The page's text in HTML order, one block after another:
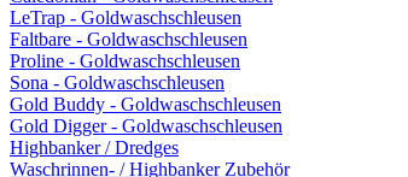
LeTrap - Goldwaschschleusen
Faltbare - Goldwaschschleusen
Proline - Goldwaschschleusen
Sona - Goldwaschschleusen
Gold Buddy - Goldwaschschleusen
Gold Digger - Goldwaschschleusen
Highbanker / Dredges
Waschrinnen- / Highbanker Zubehör